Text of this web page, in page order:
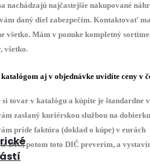
nachádzajú najčastejšie nakupované
daný diel zabezpečím. Kontaktovať ma
všetko. Mám v ponuke kompletný
, všetko.
katalógom aj v objednávke uvidíte ceny v
si tovar v katalógu a kúpite je štandardne
zaslaný kuriérskou službou na dobierku
príde faktúra (doklad o kúpe) v eurách
DIČ,potom toto DIČ preverím, a